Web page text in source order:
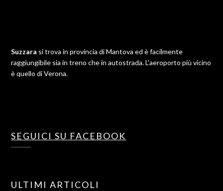
Suzzara si trova in provincia di Mantova ed è facilmente
raggiungibile sia in treno che in autostrada. L'aeroporto più vicino
è quello di Verona.
SEGUICI SU FACEBOOK
ULTIMI ARTICOLI